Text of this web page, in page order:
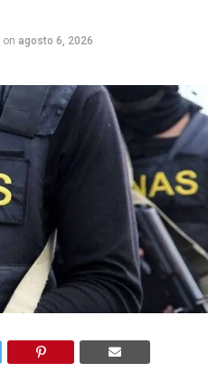
on agosto 6, 2026